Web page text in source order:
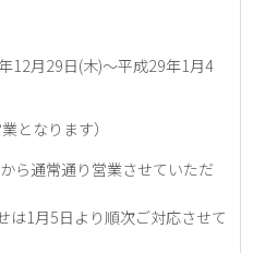
12月29日(木)～平成29年1月4
となります）
ら通常通り営業させていただ
は1月5日より順次ご対応させて